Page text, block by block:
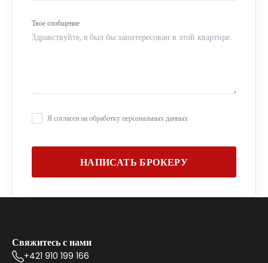
Твое сообщение
Я согласен на обработку персональных данных
НАПИСАТЬ БРОКЕРУ
Свяжитесь с нами
+421 910 199 166